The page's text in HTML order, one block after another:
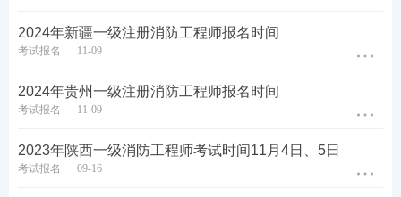
2024年新疆一级注册消防工程师报名时间
考试报名 11-09
2024年贵州一级注册消防工程师报名时间
考试报名 11-09
2023年陕西一级消防工程师考试时间11月4日、5日
考试报名 09-16